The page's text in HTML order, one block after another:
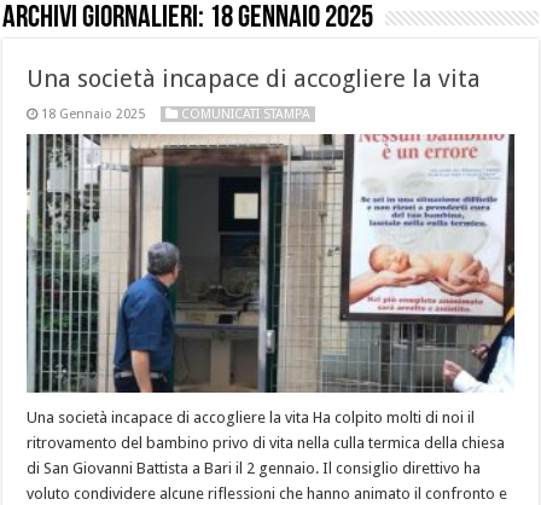
Archivi giornalieri: 18 Gennaio 2025
Una società incapace di accogliere la vita
18 Gennaio 2025 COMUNICATI STAMPA
Una società incapace di accogliere la vita Ha colpito molti di noi il
ritrovamento del bambino privo di vita nella culla termica della chiesa
di San Giovanni Battista a Bari il 2 gennaio. Il consiglio direttivo ha
voluto condividere alcune riflessioni che hanno animato il confronto e